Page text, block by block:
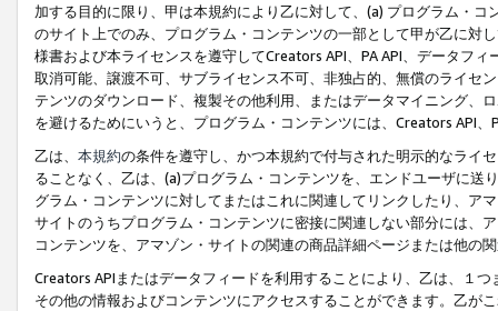
加する目的に限り、甲は本規約により乙に対して、(a) プログラム・
のサイト上でのみ、プログラム・コンテンツの一部として甲が乙に対
様書および本ライセンスを遵守してCreators API、PA API、データフ
取消可能、譲渡不可、サブライセンス不可、非独占的、無償のライセ
テンツのダウンロード、複製その他利用、またはデータマイニング、
を避けるためにいうと、プログラム・コンテンツには、Creators API
乙は、 本規約の条件を遵守し、かつ本規約で付与された明示的なライ
ることなく、乙は、(a)プログラム・コンテンツを、エンドユーザに
グラム・コンテンツに対してまたはこれに関連してリンクしたり、ア
サイトのうちプログラム・コンテンツに密接に関連しない部分には、
コンテンツを、アマゾン・サイトの関連の商品詳細ページまたは他の
Creators APIまたはデータフィードを利用することにより、乙は、１
その他の情報およびコンテンツにアクセスすることができます。乙が